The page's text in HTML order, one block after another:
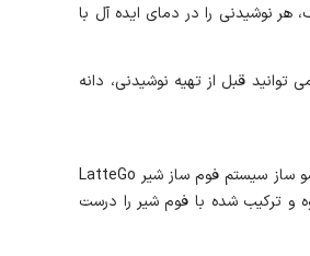
نوشیدنی را در دمای ایده آل با
قبل از تهیه نوشیدنی، دانه
اسپرسو ساز تمام اتوماتیک فیلیپس EP4446 محصولی حرفه ای بوده که با داشتن امکانات متنوع، شما را از رفتن به کافی شاپ بی نیاز می کند. یکی از امکانات مهم این اسپرسو ساز سیستم فوم ساز شیر LatteGo
و ترکیب شده با فوم شیر را درست